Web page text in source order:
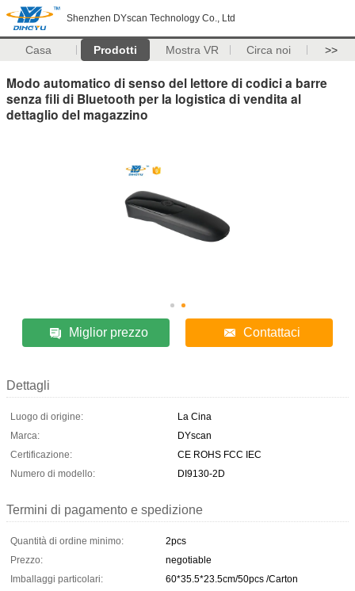
Shenzhen DYscan Technology Co., Ltd
Casa Prodotti Mostra VR Circa noi >>
Modo automatico di senso del lettore di codici a barre
senza fili di Bluetooth per la logistica di vendita al
dettaglio del magazzino
Miglior prezzo Contattaci
Dettagli
Luogo di origine:
La Cina
Marca:
DYscan
Certificazione:
CE ROHS FCC IEC
Numero di modello:
DI9130-2D
Termini di pagamento e spedizione
Quantità di ordine minimo:
2pcs
Prezzo:
negotiable
Imballaggi particolari:
60*35.5*23.5cm/50pcs /Carton